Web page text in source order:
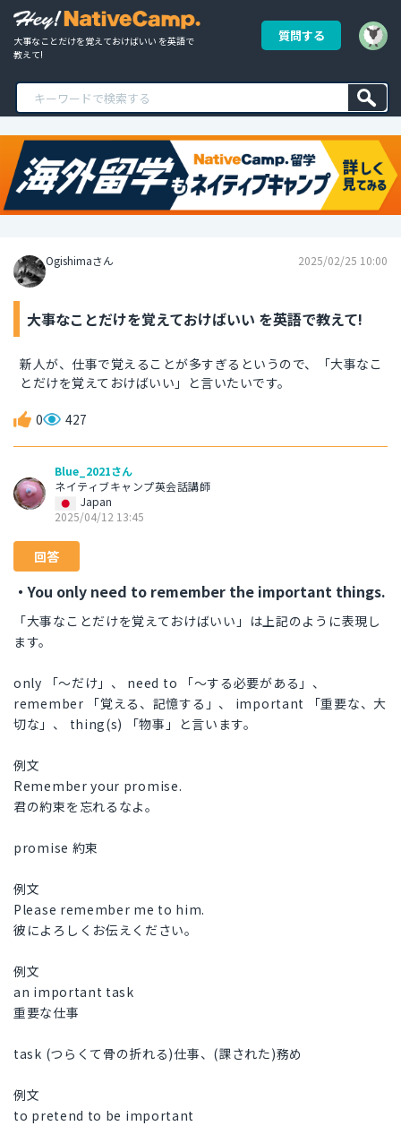
大事なことだけを覚えておけばいい を英語で
教えて!
質問する
Ogishimaさん 2025/02/25 10:00
大事なことだけを覚えておけばいい を英語で教えて!
新人が、仕事で覚えることが多すぎるというので、「大事なこ
とだけを覚えておけばいい」と言いたいです。
0 427
Blue_2021さん
ネイティブキャンプ英会話講師
Japan
2025/04/12 13:45
回答
・You only need to remember the important things.
「大事なことだけを覚えておけばいい」は上記のように表現し
ます。
only 「～だけ」、 need to 「～する必要がある」、
remember 「覚える、記憶する」、 important 「重要な、大
切な」、 thing(s) 「物事」と言います。
例文
Remember your promise.
君の約束を忘れるなよ。
promise 約束
例文
Please remember me to him.
彼によろしくお伝えください。
例文
an important task
重要な仕事
task (つらくて骨の折れる)仕事、(課された)務め
例文
to pretend to be important